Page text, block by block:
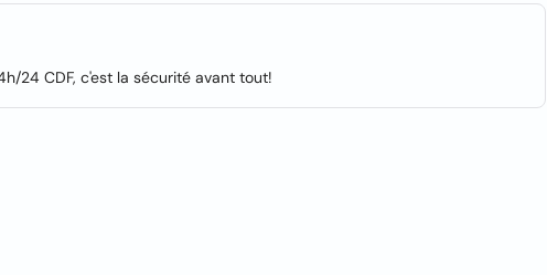
24 CDF, c'est la sécurité avant tout!